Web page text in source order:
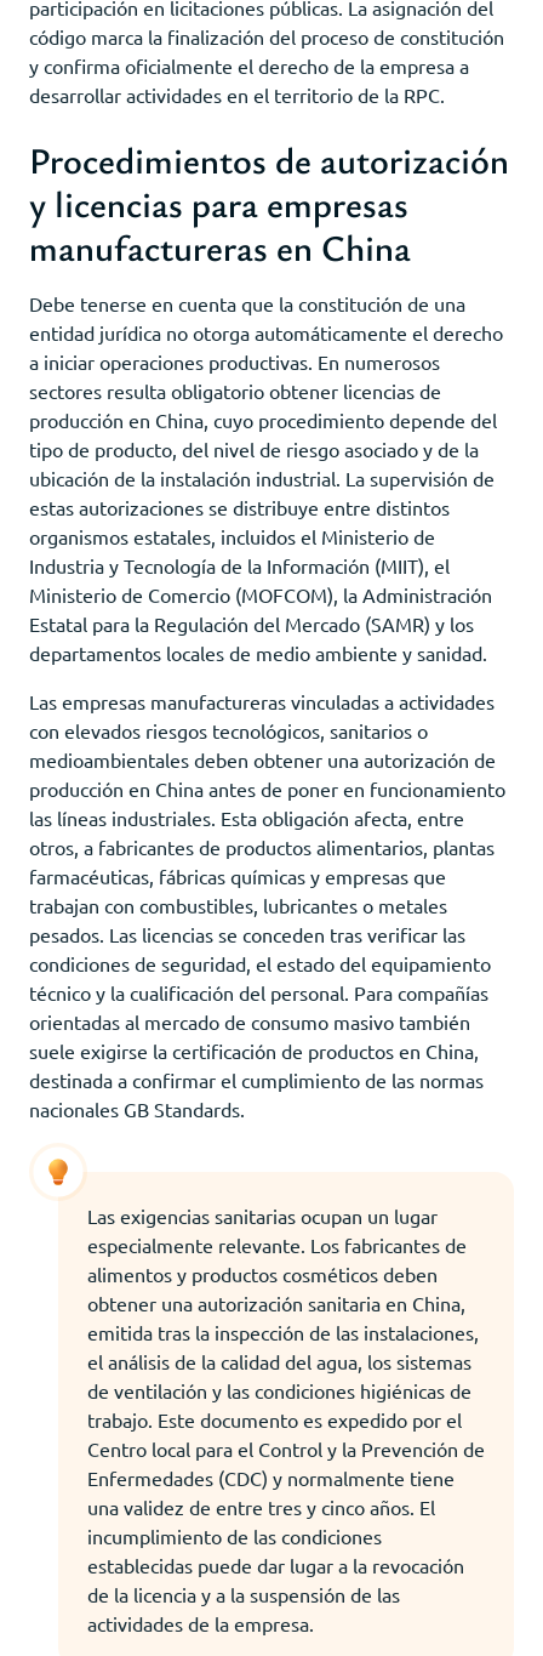
participación en licitaciones públicas. La asignación del
código marca la finalización del proceso de constitución
y confirma oficialmente el derecho de la empresa a
desarrollar actividades en el territorio de la RPC.
Procedimientos de autorización
y licencias para empresas
manufactureras en China
Debe tenerse en cuenta que la constitución de una
entidad jurídica no otorga automáticamente el derecho
a iniciar operaciones productivas. En numerosos
sectores resulta obligatorio obtener licencias de
producción en China, cuyo procedimiento depende del
tipo de producto, del nivel de riesgo asociado y de la
ubicación de la instalación industrial. La supervisión de
estas autorizaciones se distribuye entre distintos
organismos estatales, incluidos el Ministerio de
Industria y Tecnología de la Información (MIIT), el
Ministerio de Comercio (MOFCOM), la Administración
Estatal para la Regulación del Mercado (SAMR) y los
departamentos locales de medio ambiente y sanidad.
Las empresas manufactureras vinculadas a actividades
con elevados riesgos tecnológicos, sanitarios o
medioambientales deben obtener una autorización de
producción en China antes de poner en funcionamiento
las líneas industriales. Esta obligación afecta, entre
otros, a fabricantes de productos alimentarios, plantas
farmacéuticas, fábricas químicas y empresas que
trabajan con combustibles, lubricantes o metales
pesados. Las licencias se conceden tras verificar las
condiciones de seguridad, el estado del equipamiento
técnico y la cualificación del personal. Para compañías
orientadas al mercado de consumo masivo también
suele exigirse la certificación de productos en China,
destinada a confirmar el cumplimiento de las normas
nacionales GB Standards.
Las exigencias sanitarias ocupan un lugar
especialmente relevante. Los fabricantes de
alimentos y productos cosméticos deben
obtener una autorización sanitaria en China,
emitida tras la inspección de las instalaciones,
el análisis de la calidad del agua, los sistemas
de ventilación y las condiciones higiénicas de
trabajo. Este documento es expedido por el
Centro local para el Control y la Prevención de
Enfermedades (CDC) y normalmente tiene
una validez de entre tres y cinco años. El
incumplimiento de las condiciones
establecidas puede dar lugar a la revocación
de la licencia y a la suspensión de las
actividades de la empresa.